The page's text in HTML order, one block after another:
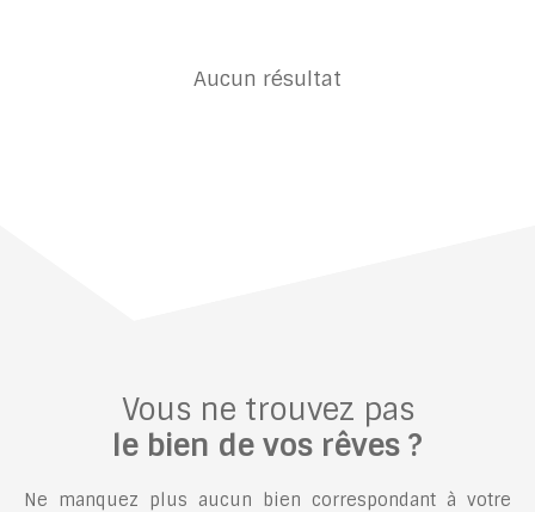
Aucun résultat
Vous ne trouvez pas
le bien de vos rêves ?
Ne manquez plus aucun bien correspondant à votre